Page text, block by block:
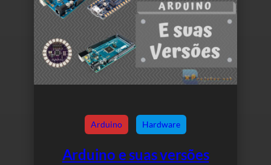
Arduino Hardware
Arduino e suas versões